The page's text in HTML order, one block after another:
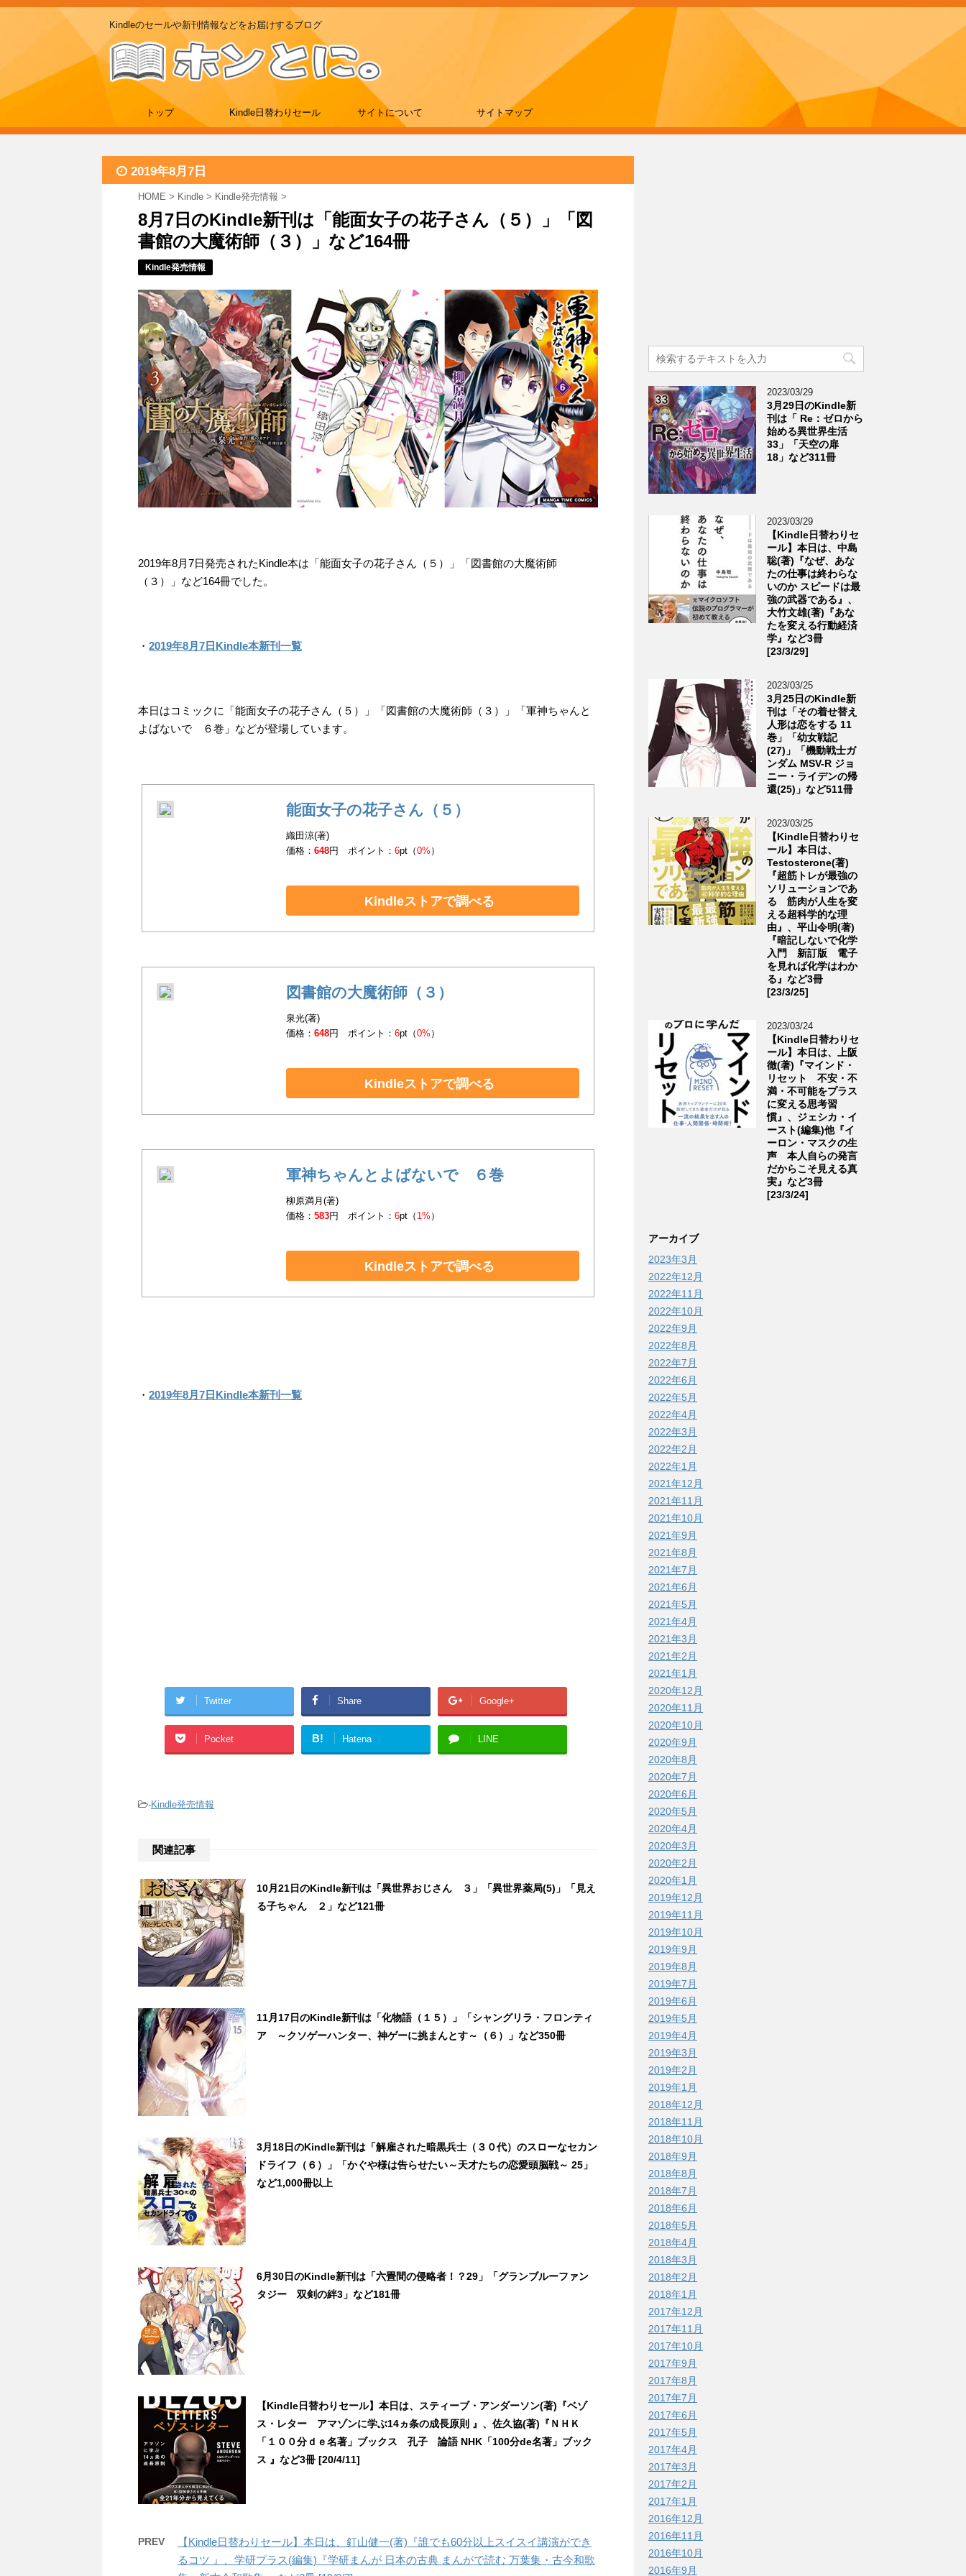
Kindleのセールや新刊情報などをお届けするブログ
トップ Kindle日替わりセール サイトについて サイトマップ
2019年8月7日
HOME > Kindle > Kindle発売情報 >
8月7日のKindle新刊は「能面女子の花子さん（５）」「図
書館の大魔術師（３）」など164冊
Kindle発売情報
2019年8月7日発売されたKindle本は「能面女子の花子さん（５）」「図書館の大魔術師
（３）」など164冊でした。
・ 2019年8月7日Kindle本新刊一覧
本日はコミックに「能面女子の花子さん（５）」「図書館の大魔術師（３）」「軍神ちゃんと
よばないで ６巻」などが登場しています。
能面女子の花子さん（５）
織田涼(著)
価格：648円 ポイント：6pt（0% ）
Kindleストアで調べる
図書館の大魔術師（３）
泉光(著)
価格：648円 ポイント：6pt（0% ）
Kindleストアで調べる
軍神ちゃんとよばないで ６巻
柳原満月(著)
価格：583円 ポイント：6pt（ 1% ）
Kindleストアで調べる
・ 2019年8月7日Kindle本新刊一覧
Twitter Share Google+
Pocket B! Hatena LINE
-Kindle発売情報
関連記事
10月21日のKindle新刊は「異世界おじさん ３」「異世界薬局(5)」「見え
る子ちゃん ２」など121冊
11月17日のKindle新刊は「化物語（１５）」「シャングリラ・フロンティ
ア ～クソゲーハンター、神ゲーに挑まんとす～（６）」など350冊
3月18日のKindle新刊は「解雇された暗黒兵士（３０代）のスローなセカン
ドライフ（６）」「かぐや様は告らせたい～天才たちの恋愛頭脳戦～ 25」
など1,000冊以上
6月30日のKindle新刊は「六畳間の侵略者！？29」「グランブルーファン
タジー 双剣の絆3」など181冊
【Kindle日替わりセール】本日は、スティーブ・アンダーソン(著)『ベゾ
ス・レター アマゾンに学ぶ14ヵ条の成長原則 』、佐久協(著)『ＮＨＫ
「１００分ｄｅ名著」ブックス 孔子 論語 NHK「100分de名著」ブック
ス 』など3冊 [20/4/11]
PREV
【Kindle日替わりセール】本日は、釘山健一(著)『誰でも60分以上スイスイ講演ができ
るコツ 』、学研プラス(編集)『学研まんが 日本の古典 まんがで読む 万葉集・古今和歌
2023/03/29
3月29日のKindle新
刊は「 Re：ゼロから
始める異世界生活
33」「天空の扉
18」など311冊
2023/03/29
【Kindle日替わりセ
ール】本日は、中島
聡(著)『なぜ、あな
たの仕事は終わらな
いのか スピードは最
強の武器である』、
大竹文雄(著)『あな
たを変える行動経済
学』など3冊
[23/3/29]
2023/03/25
3月25日のKindle新
刊は「その着せ替え
人形は恋をする 11
巻」「幼女戦記
(27)」「機動戦士ガ
ンダム MSV-R ジョ
ニー・ライデンの帰
還(25)」など511冊
2023/03/25
【Kindle日替わりセ
ール】本日は、
Testosterone(著)
『超筋トレが最強の
ソリューションであ
る 筋肉が人生を変
える超科学的な理
由』、平山令明(著)
『暗記しないで化学
入門 新訂版 電子
を見れば化学はわか
る』など3冊
[23/3/25]
2023/03/24
【Kindle日替わりセ
ール】本日は、上阪
徹(著)『マインド・
リセット 不安・不
満・不可能をプラス
に変える思考習
慣』、ジェシカ・イ
ースト(編集)他『イ
ーロン・マスクの生
声 本人自らの発言
だからこそ見える真
実』など3冊
[23/3/24]
アーカイブ
2023年3月
2022年12月
2022年11月
2022年10月
2022年9月
2022年8月
2022年7月
2022年6月
2022年5月
2022年4月
2022年3月
2022年2月
2022年1月
2021年12月
2021年11月
2021年10月
2021年9月
2021年8月
2021年7月
2021年6月
2021年5月
2021年4月
2021年3月
2021年2月
2021年1月
2020年12月
2020年11月
2020年10月
2020年9月
2020年8月
2020年7月
2020年6月
2020年5月
2020年4月
2020年3月
2020年2月
2020年1月
2019年12月
2019年11月
2019年10月
2019年9月
2019年8月
2019年7月
2019年6月
2019年5月
2019年4月
2019年3月
2019年2月
2019年1月
2018年12月
2018年11月
2018年10月
2018年9月
2018年8月
2018年7月
2018年6月
2018年5月
2018年4月
2018年3月
2018年2月
2018年1月
2017年12月
2017年11月
2017年10月
2017年9月
2017年8月
2017年7月
2017年6月
2017年5月
2017年4月
2017年3月
2017年2月
2017年1月
2016年12月
2016年11月
2016年10月
2016年9月